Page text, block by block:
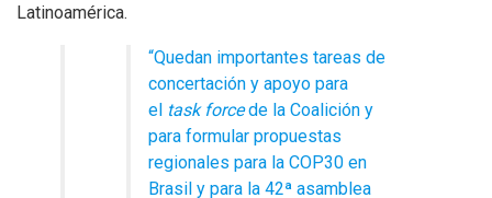
Latinoamérica.
“Quedan importantes tareas de
concertación y apoyo para
el task forcede la Coalición y
para formular propuestas
regionales para la COP30 en
Brasil y para la 42ª asamblea